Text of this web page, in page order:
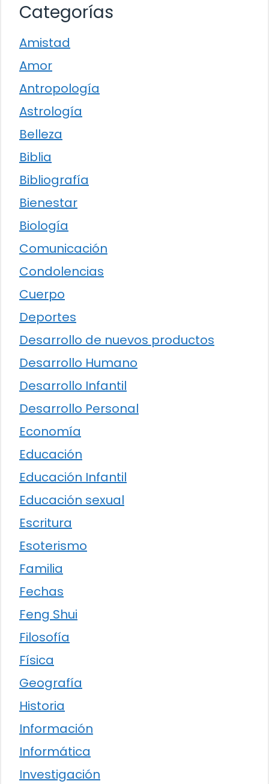
Categorías
Amistad
Amor
Antropología
Astrología
Belleza
Biblia
Bibliografía
Bienestar
Biología
Comunicación
Condolencias
Cuerpo
Deportes
Desarrollo de nuevos productos
Desarrollo Humano
Desarrollo Infantil
Desarrollo Personal
Economía
Educación
Educación Infantil
Educación sexual
Escritura
Esoterismo
Familia
Fechas
Feng Shui
Filosofía
Física
Geografía
Historia
Información
Informática
Investigación